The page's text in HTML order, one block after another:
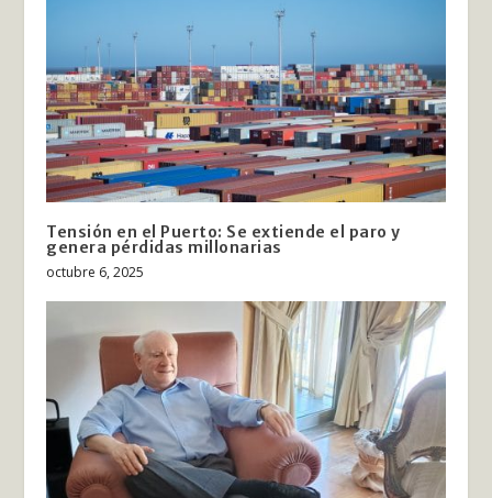
Tensión en el Puerto: Se extiende el paro y
genera pérdidas millonarias
octubre 6, 2025